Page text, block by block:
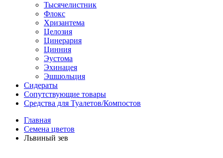
Тысячелистник
Флокс
Хризантема
Целозия
Цинерария
Цинния
Эустома
Эхинацея
Эшшольция
Сидераты
Сопутствующие товары
Средства для Туалетов/Компостов
Главная
Семена цветов
Львиный зев